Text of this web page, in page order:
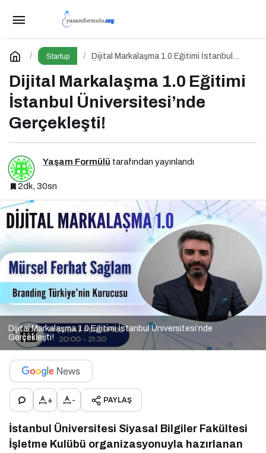
Startup
Dijital Markalaşma 1.0 Eğitimi İstanbul
Dijital Markalaşma 1.0 Eğitimi
İstanbul Üniversitesi’nde
Gerçekleşti!
Yaşam Formülü tarafından yayınlandı
2dk, 30sn
Dijital Markalaşma 1.0 Eğitimi İstanbul Üniversitesi’nde
Gerçekleşti!
+ - PAYLAŞ
İstanbul Üniversitesi Siyasal Bilgiler Fakültesi
İşletme Kulübü organizasyonuyla hazırlanan
IT Forum CxO 2026 İçin Geri Sayım!
Yorum Yap